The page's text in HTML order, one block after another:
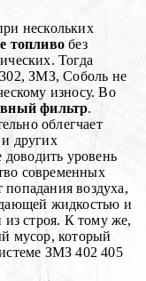
нескольких
топливо без
Тогда
ЗМЗ, Соболь не
износу. Во
фильтр.
облегчает
других
доводить уровень
современных
воздуха,
жидкостью и
из строя. К тому же,
мусор, который
ЗМЗ 402 405